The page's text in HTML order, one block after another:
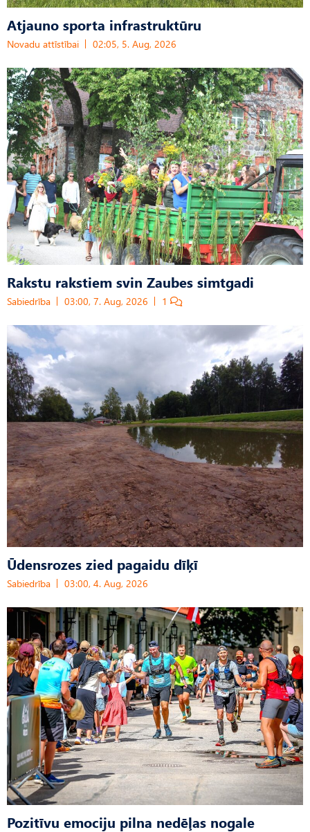
Atjauno sporta infrastruktūru
Novadu attīstībai 02:05, 5. Aug, 2026
Rakstu rakstiem svin Zaubes simtgadi
Sabiedrība 03:00, 7. Aug, 2026 1
Ūdensrozes zied pagaidu dīķī
Sabiedrība 03:00, 4. Aug, 2026
Pozitīvu emociju pilna nedēļas nogale